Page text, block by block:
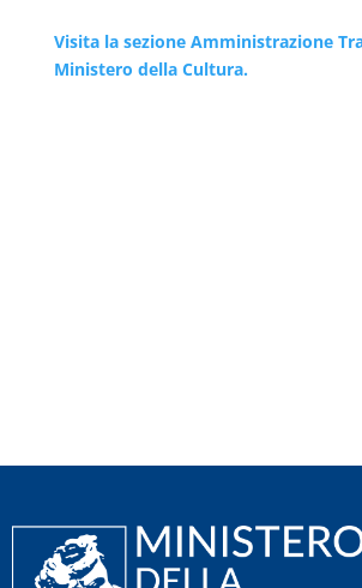
Visita la sezione Amministrazione
Ministero della Cultura.